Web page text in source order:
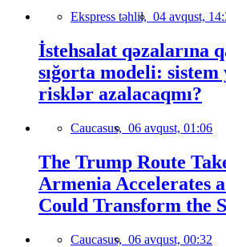
Ekspress təhlil, 04 avqust,
İstehsalat qəzalarına
sığorta modeli:
risklər azalacaqmı?
Caucasus, 06 avqust, 01:06
The Trump Route
Armenia Accelerates
Could Transform the
Caucasus, 06 avqust, 00:32